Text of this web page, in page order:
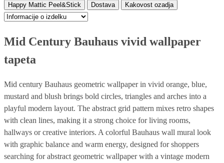
Happy Mattic Peel&Stick
Dostava Kakovost ozadja
Mid Century Bauhaus vivid wallpaper
tapeta
Mid century Bauhaus geometric wallpaper in vivid orange, blue,
mustard and blush brings bold circles, triangles and arches into a
playful modern layout. The abstract grid pattern mixes retro shapes
with clean lines, making it a strong choice for living rooms,
hallways or creative interiors. A colorful Bauhaus wall mural look
with graphic balance and warm energy, designed for shoppers
searching for abstract geometric wallpaper with a vintage modern